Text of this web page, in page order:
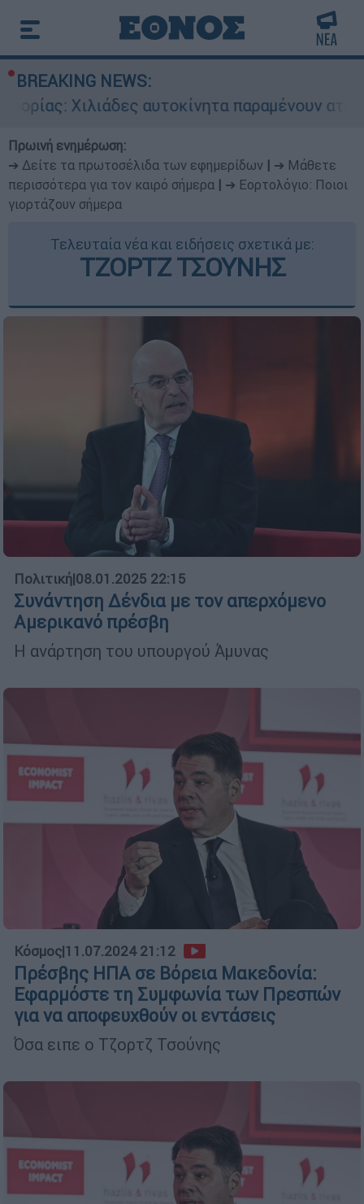
BREAKING NEWS:
αυτοκίνητα παραμένουν αταξινόμητα -
Πρωινή ενημέρωση:
➔ Δείτε τα πρωτοσέλιδα των εφημερίδων
➔ Μάθετε
περισσότερα για τον καιρό σήμερα
➔ Εορτολόγιο: Ποιοι
γιορτάζουν σήμερα
Τελευταία νέα και ειδήσεις σχετικά με:
ΤΖΟΡΤΖ ΤΣΟΥΝΗΣ
Πολιτική|08.01.2025 22:15
Συνάντηση Δένδια με τον απερχόμενο
Αμερικανό πρέσβη
Η ανάρτηση του υπουργού Άμυνας
Κόσμος|11.07.2024 21:12
Πρέσβης ΗΠΑ σε Βόρεια Μακεδονία:
Εφαρμόστε τη Συμφωνία των Πρεσπών
για να αποφευχθούν οι εντάσεις
Όσα ειπε ο Τζορτζ Τσούνης